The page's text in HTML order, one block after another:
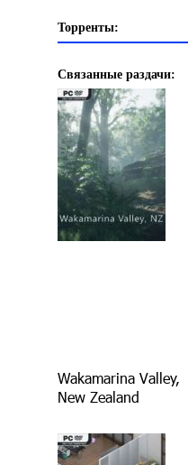
Торренты:
Связанные раздачи:
Wakamarina Valley,
New Zealand